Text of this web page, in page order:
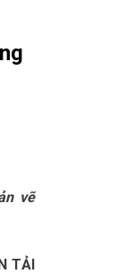
vẽ
TẢI